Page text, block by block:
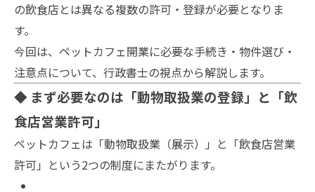
の飲食店とは異なる複数の許可・登録が必要となりま
す。
今回は、ペットカフェ開業に必要な手続き・物件選び・
注意点について、行政書士の視点から解説します。
◆ まず必要なのは「動物取扱業の登録」と「飲
食店営業許可」
ペットカフェは「動物取扱業（展示）」と「飲食店営業
許可」という2つの制度にまたがります。